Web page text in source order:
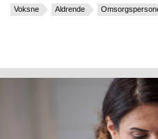
Voksne
Aldrende